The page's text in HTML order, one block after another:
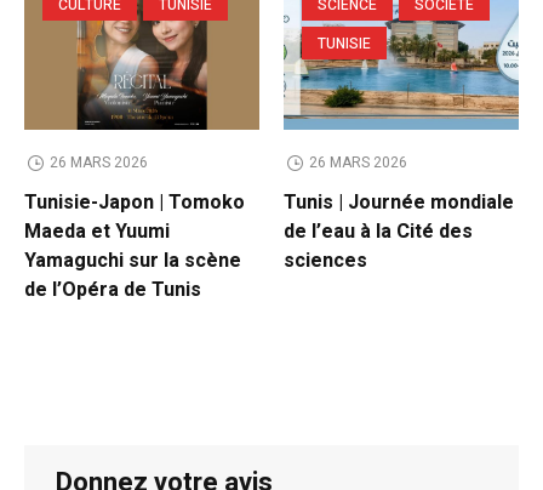
CULTURE TUNISIE
26 MARS 2026
Tunisie-Japon | Tomoko
Maeda et Yuumi
Yamaguchi sur la scène
de l’Opéra de Tunis
SCIENCE
SOCIETE
TUNISIE
26 MARS 2026
Tunis | Journée mondiale
de l’eau à la Cité des
sciences